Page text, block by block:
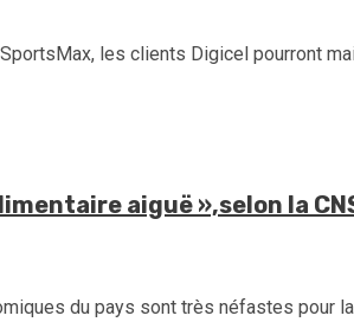
les clients Digicel pourront
aiguë »,selon la
du pays sont très néfastes pour la